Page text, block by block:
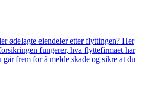
ødelagte eiendeler etter flyttingen? Her
fungerer, hva flyttefirmaet har
frem for å melde skade og sikre at du